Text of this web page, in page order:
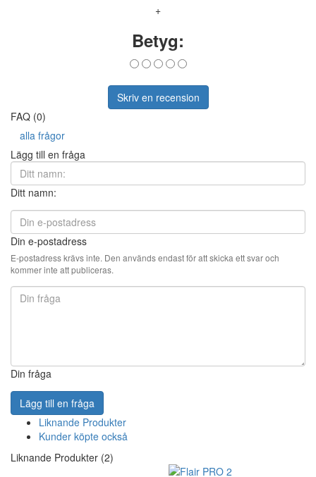
+
Betyg:
Skriv en recension
FAQ (0)
alla frågor
Lägg till en fråga
Ditt namn:
Din e-postadress
E-postadress krävs inte. Den används endast för att skicka ett svar och
kommer inte att publiceras.
Din fråga
Lägg till en fråga
Liknande Produkter
Kunder köpte också
Liknande Produkter (2)